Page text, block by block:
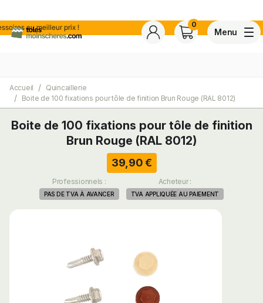
au meilleur prix ! 0
Menu
Accueil
Quincaillerie
Boite de 100 fixations pour tôle de finition Brun Rouge (RAL 8012)
Boite de 100 fixations pour tôle de finition
Brun Rouge (RAL 8012)
39,90 €
Professionnels :
PAS DE TVA À AVANCER
Acheteur :
TVA APPLIQUÉE AU PAIEMENT